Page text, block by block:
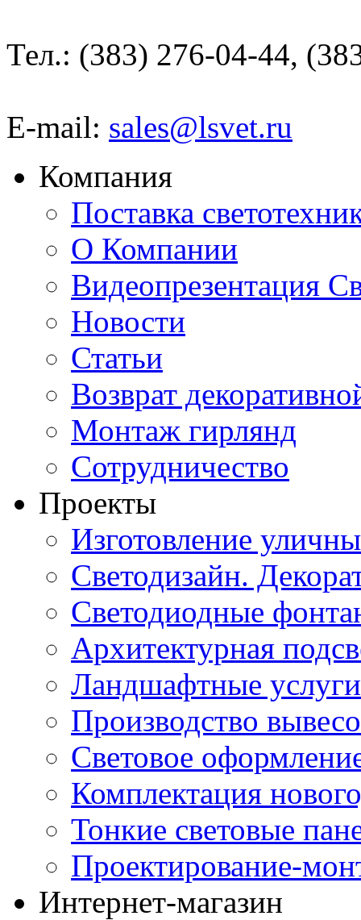
Тел.: (383) 276-04-44,
E-mail: sales@lsvet.ru
Компания
Поставка
О Компании
Видеопрезентация
Новости
Статьи
Возврат
Монтаж гирлянд
Сотрудничество
Проекты
Изготовление
Светодизайн.
Светодиодные
Архитектурная
Ландшафтные
Производство
Световое
Комплектация
Тонкие световые
Проектирование-
Интернет-магазин